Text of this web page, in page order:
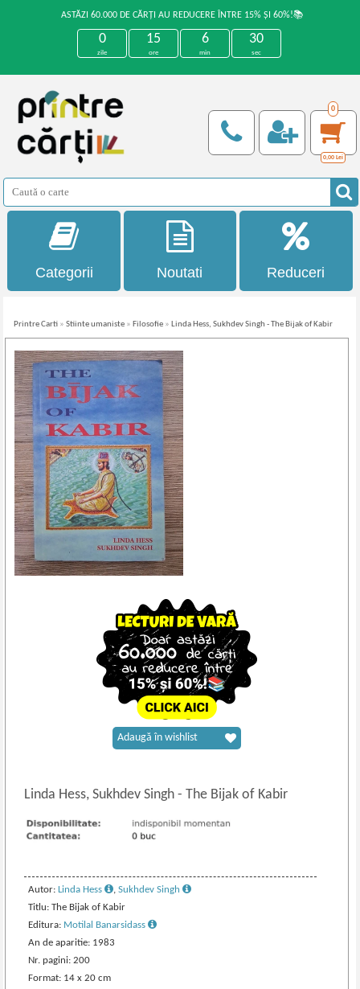
ASTĂZI 60.000 DE CĂRȚI AU REDUCERE ÎNTRE 15% ȘI 60%!📚
0
zile
15
ore
6
min
30
sec
0
0,00 Lei
Categorii Noutati Reduceri
Printre Carti »Stiinte umaniste » Filosofie » Linda Hess, Sukhdev Singh - The Bijak of Kabir
Linda Hess, Sukhdev Singh- The Bijak of Kabir
Autor:Linda Hess ,Sukhdev Singh
Titlu: The Bijak of Kabir
Editura: Motilal Banarsidass
An de aparitie: 1983
Nr. pagini: 200
Format: 14 x 20 cm
Adaugă în wishlist